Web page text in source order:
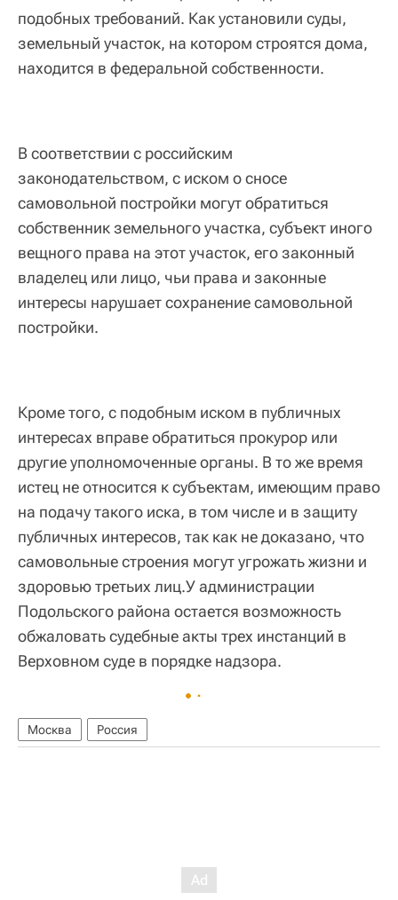
подобных требований. Как установили суды,
земельный участок, на котором строятся дома,
находится в федеральной собственности.
В соответствии с российским
законодательством, с иском о сносе
самовольной постройки могут обратиться
собственник земельного участка, субъект иного
вещного права на этот участок, его законный
владелец или лицо, чьи права и законные
интересы нарушает сохранение самовольной
постройки.
Кроме того, с подобным иском в публичных
интересах вправе обратиться прокурор или
другие уполномоченные органы. В то же время
истец не относится к субъектам, имеющим право
на подачу такого иска, в том числе и в защиту
публичных интересов, так как не доказано, что
самовольные строения могут угрожать жизни и
здоровью третьих лиц.У администрации
Подольского района остается возможность
обжаловать судебные акты трех инстанций в
Верховном суде в порядке надзора.
Москва Россия